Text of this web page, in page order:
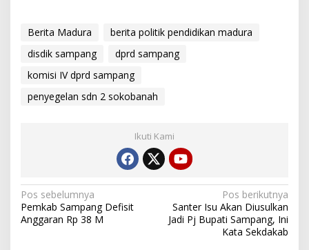
Berita Madura
berita politik pendidikan madura
disdik sampang
dprd sampang
komisi IV dprd sampang
penyegelan sdn 2 sokobanah
Ikuti Kami
Navigasi
pos
Pos sebelumnya
Pemkab Sampang Defisit
Anggaran Rp 38 M
Pos berikutnya
Santer Isu Akan Diusulkan
Jadi Pj Bupati Sampang, Ini
Kata Sekdakab